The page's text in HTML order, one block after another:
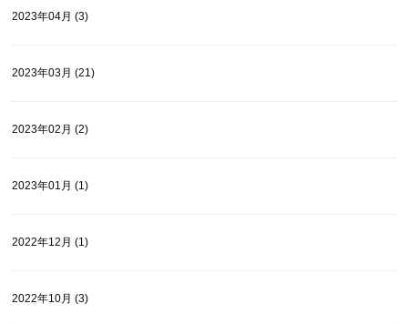
2023年04月 (3)
2023年03月 (21)
2023年02月 (2)
2023年01月 (1)
2022年12月 (1)
2022年10月 (3)